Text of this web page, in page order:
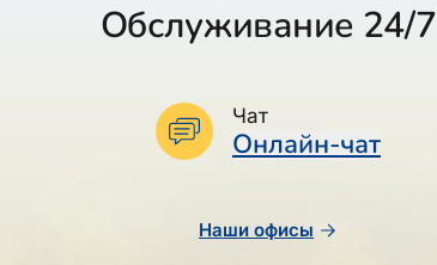
Обслуживание 24/7
Чат
Онлайн-чат
Наши офисы